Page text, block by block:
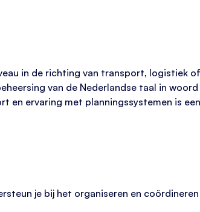
in de richting van transport, logistiek
van de Nederlandse taal in
en ervaring met planningssystemen is
je bij het organiseren en